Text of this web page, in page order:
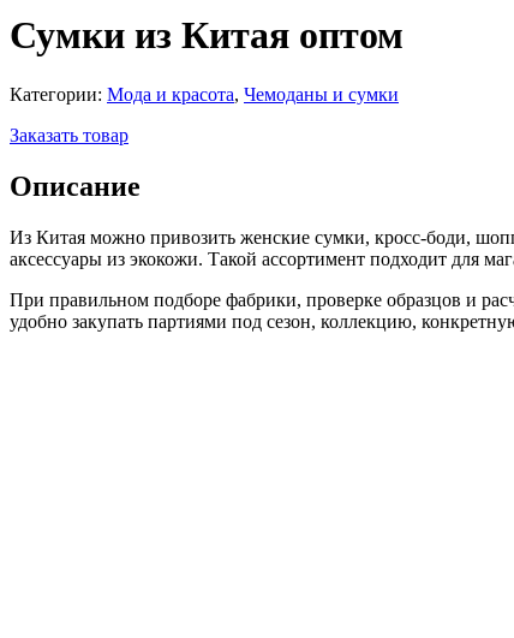
Сумки из Китая оптом
Категории: Мода и красота, Чемоданы и сумки
Заказать товар
Описание
Из Китая можно привозить женские сумки, кросс-боди,
аксессуары из экокожи. Такой ассортимент подходит для
При правильном подборе фабрики, проверке образцов и
удобно закупать партиями под сезон, коллекцию,